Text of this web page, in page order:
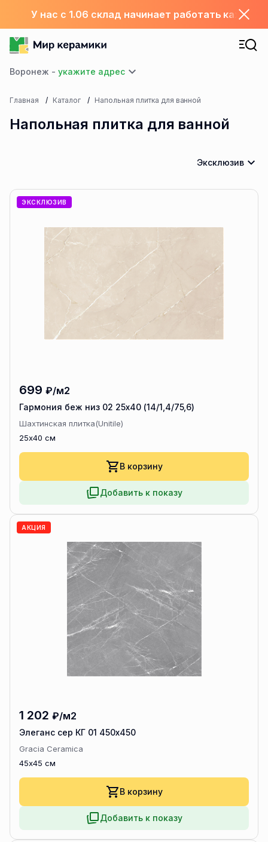
У нас с 1.06 склад начинает работать каждый
Воронеж -
Главная Каталог Напольная плитка для ванной
Напольная плитка для ванной
Эксклюзив
ЭКСКЛЮЗИВ
699 ₽/м2
Гармония беж низ 02 25х40 (14/1,4/75,6)
Шахтинская плитка(Unitile)
25x40 см
В корзину
Добавить к показу
АКЦИЯ
1 202 ₽/м2
Элеганс сер КГ 01 450х450
Gracia Ceramica
45x45 см
В корзину
Добавить к показу